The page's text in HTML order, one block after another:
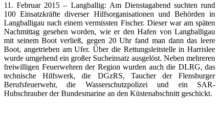
11. Februar 2015 – Langballig: Am Dienstagabend suchten rund
100 Einsatzkräfte diverser Hilfsorganisationen und Behörden in
Langballigau nach einem vermissten Fischer. Dieser war am späten
Nachmittag gesehen worden, wie er den Hafen von Langballigau
mit seinem Boot verließ, gegen 20 Uhr fand man dann das leere
Boot, angetrieben am Ufer. Über die Rettungsleitstelle in Harrislee
wurde umgehend ein großer Sucheinsatz ausgelöst. Neben mehreren
freiwilligen Feuerwehren der Region wurden auch die DLRG, das
technische Hilfswerk, die DGzRS, Taucher der Flensburger
Berufsfeuerwehr, die Wasserschutzpolizei und ein SAR-
Hubschrauber der Bundesmarine an den Küstenabschnitt geschickt.